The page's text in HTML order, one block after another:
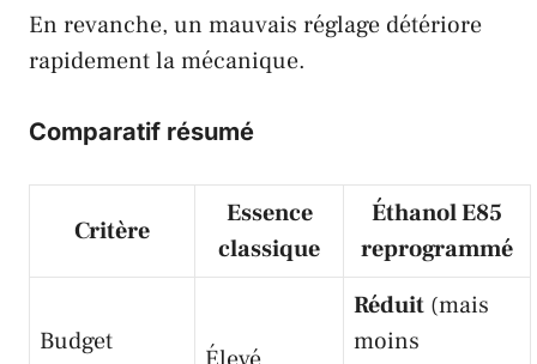
En revanche, un mauvais réglage détériore
rapidement la mécanique.
Comparatif résumé
Critère
Essence
classique
Éthanol E85
reprogrammé
Budget
Réduit (mais
moins